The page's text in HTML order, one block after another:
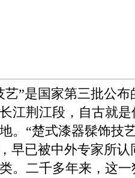
”是国家第三批公布
江荆江段，自古就
。“楚式漆器髹饰技
早已被中外专家所
。二千多年来，这